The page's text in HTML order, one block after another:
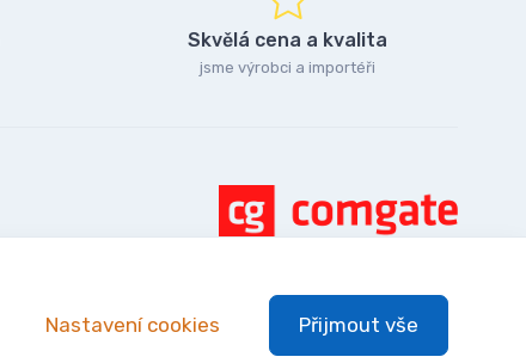
Skvělá cena a kvalita
jsme výrobci a importéři
Nastavení cookies Přijmout vše